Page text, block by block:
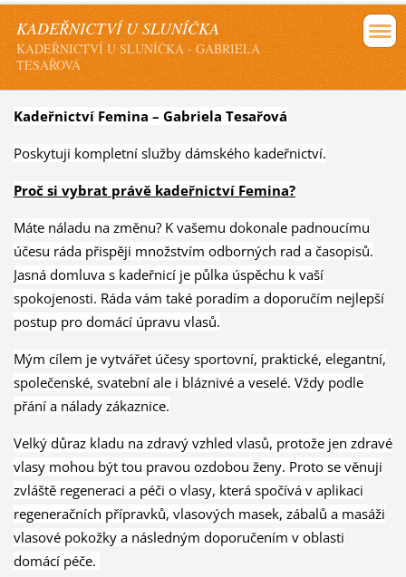
KADEŘNICTVÍ U SLUNÍČKA
KADEŘNICTVÍ U SLUNÍČKA - GABRIELA
TESAŘOVÁ
Kadeřnictví Femina – Gabriela Tesařová
Poskytuji kompletní služby dámského kadeřnictví.
Proč si vybrat právě kadeřnictví Femina?
Máte náladu na změnu? K vašemu dokonale padnoucímu
účesu ráda přispěji množstvím odborných rad a časopisů.
Jasná domluva s kadeřnicí je půlka úspěchu k vaší
spokojenosti. Ráda vám také poradím a doporučím nejlepší
postup pro domácí úpravu vlasů.
Mým cílem je vytvářet účesy sportovní, praktické, elegantní,
společenské, svatební ale i bláznivé a veselé. Vždy podle
přání a nálady zákaznice.
Velký důraz kladu na zdravý vzhled vlasů, protože jen zdravé
vlasy mohou být tou pravou ozdobou ženy. Proto se věnuji
zvláště regeneraci a péči o vlasy, která spočívá v aplikaci
regeneračních přípravků, vlasových masek, zábalů a masáži
vlasové pokožky a následným doporučením v oblasti
domácí péče.